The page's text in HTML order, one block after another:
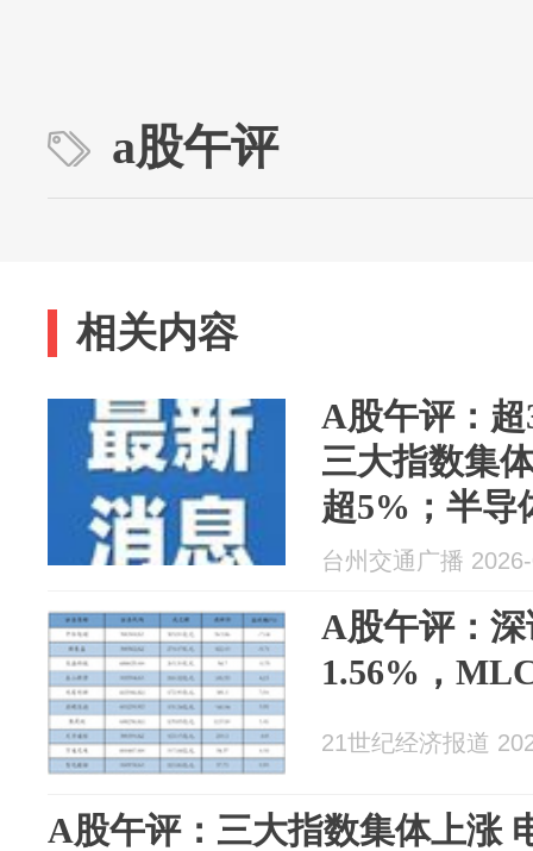
a股午评
相关内容
A股午评：
三大指数集
超5%；半导
电脑硬件、
台州交通广播
A股午评：
1.56%，
21世纪经济报道
A股午评：三大指数集体上涨